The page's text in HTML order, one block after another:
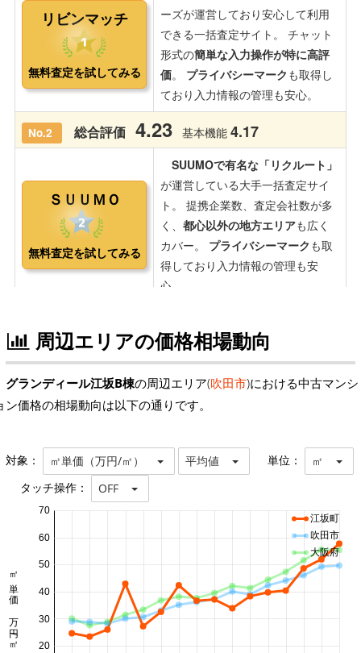
周辺エリアの価格相場動向
グランディール江坂B棟の周辺エリア(吹田市)における中古マンシ
ン価格の相場動向は以下の通りです。
対象： ㎡単価（万円/㎡） 平均値 単位： ㎡
タッチ操作： OFF
20
30
40
50
60
70
㎡単価 万円/㎡
江坂町
吹田市
大阪府